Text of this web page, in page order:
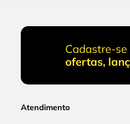
Cadastre-
ofertas,
Atendimento